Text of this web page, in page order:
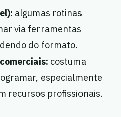
algumas rotinas
via ferramentas
do formato.
costuma
especialmente
recursos profissionais.